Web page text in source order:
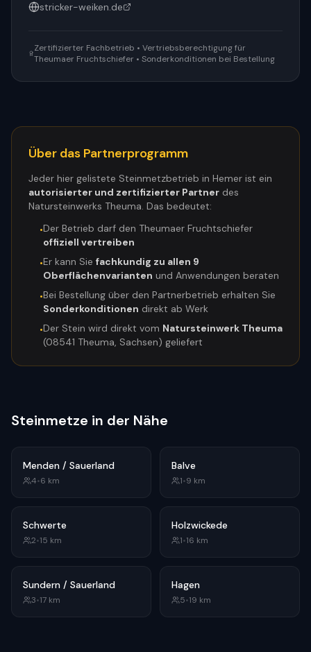
stricker-weiken.de
Zertifizierter Fachbetrieb • Vertriebsberechtigung für
Theumaer Fruchtschiefer • Sonderkonditionen bei Bestellung
Über das Partnerprogramm
Jeder hier gelistete Steinmetzbetrieb in Hemer ist ein
autorisierter und zertifizierter Partner des
Natursteinwerks Theuma. Das bedeutet:
•Der Betrieb darf den Theumaer Fruchtschiefer
offiziell vertreiben
•Er kann Sie fachkundig zu allen 9
Oberflächenvarianten und Anwendungen beraten
•Bei Bestellung über den Partnerbetrieb erhalten Sie
Sonderkonditionen direkt ab Werk
•Der Stein wird direkt vom Natursteinwerk Theuma
(08541 Theuma, Sachsen) geliefert
Steinmetze in der Nähe
Menden / Sauerland
4•6 km
Balve
1•9 km
Schwerte
2•15 km
Holzwickede
1•16 km
Sundern / Sauerland
3•17 km
Hagen
5•19 km